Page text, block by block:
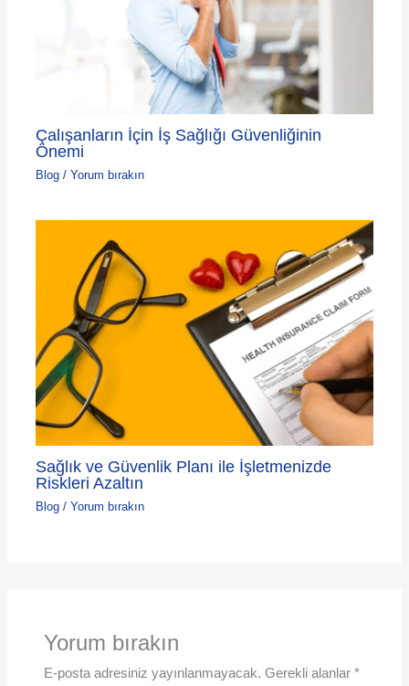
Çalışanların İçin İş Sağlığı Güvenliğinin
Önemi
Blog /Yorum bırakın
Sağlık ve Güvenlik Planı ile İşletmenizde
Riskleri Azaltın
Blog /Yorum bırakın
Yorum bırakın
E-posta adresiniz yayınlanmayacak. Gerekli alanlar *